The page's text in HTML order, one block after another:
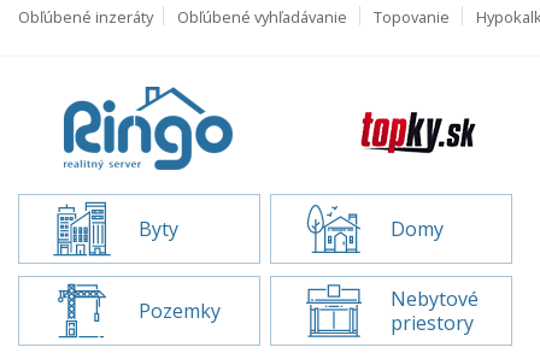
Obľúbené inzeráty Obľúbené vyhľadávanie Topovanie
Byty Domy
Pozemky
Nebytové
priestory